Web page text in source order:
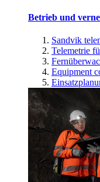
Betrieb und
Sandvik
Telemetrie
Equipment